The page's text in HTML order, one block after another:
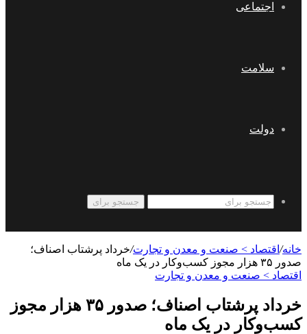
اجتماعی
سلامت
دولت
جستجو برای
خانه/ اقتصاد > صنعت و معدن و تجارت/خرداد پرشتاب اصناف؛
صدور ۳۵ هزار مجوز کسب‌وکار در یک ماه
اقتصاد > صنعت و معدن و تجارت
خرداد پرشتاب اصناف؛ صدور ۳۵ هزار مجوز
کسب‌وکار در یک ماه